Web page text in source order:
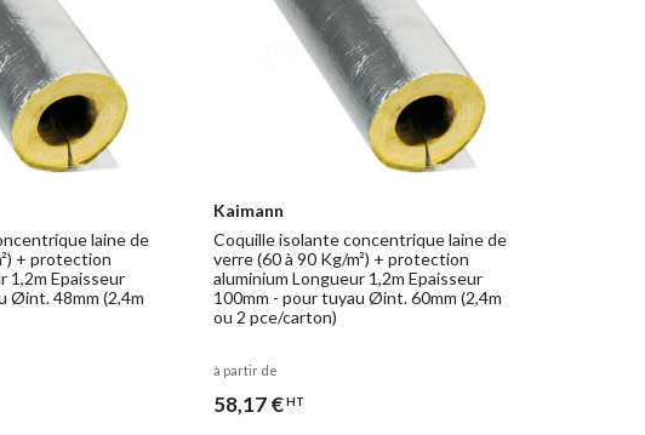
laine de
+ protection
1,2m Epaisseur
Øint. 48mm (2,4m
Kaimann
Coquille isolante concentrique laine de
verre (60 à 90 Kg/m²) + protection
aluminium Longueur 1,2m Epaisseur
100mm - pour tuyau Øint. 60mm (2,4m
ou 2 pce/carton)
à partir de
58,17 €HT